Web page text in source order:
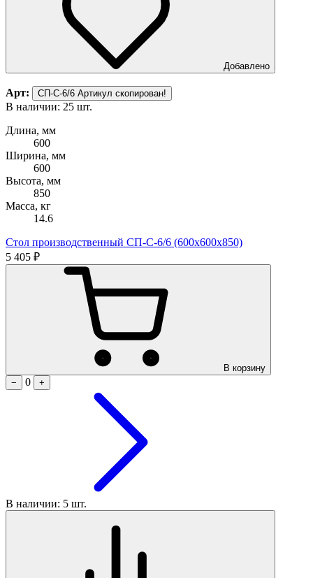
Добавлено
Арт: СП-С-6/6 Артикул скопирован!
В наличии: 25 шт.
Длина, мм
600
Ширина, мм
600
Высота, мм
850
Масса, кг
14.6
Стол производственный СП-С-6/6 (600х600х850)
5 405 ₽
В корзину
−
0 +
В наличии: 5 шт.